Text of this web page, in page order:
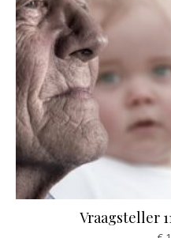
Vraagsteller